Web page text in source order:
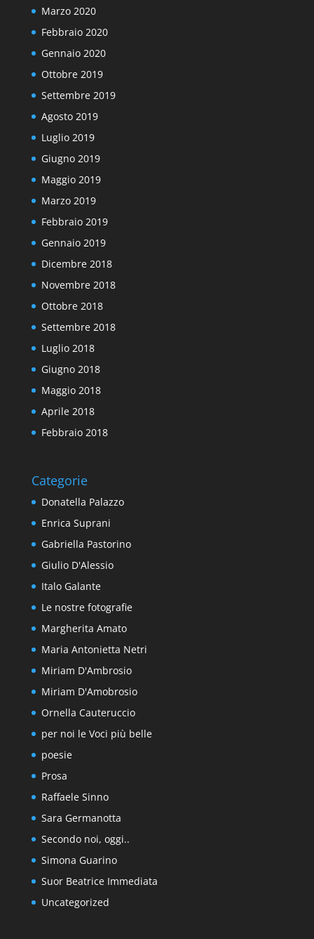
Marzo 2020
Febbraio 2020
Gennaio 2020
Ottobre 2019
Settembre 2019
Agosto 2019
Luglio 2019
Giugno 2019
Maggio 2019
Marzo 2019
Febbraio 2019
Gennaio 2019
Dicembre 2018
Novembre 2018
Ottobre 2018
Settembre 2018
Luglio 2018
Giugno 2018
Maggio 2018
Aprile 2018
Febbraio 2018
Categorie
Donatella Palazzo
Enrica Suprani
Gabriella Pastorino
Giulio D'Alessio
Italo Galante
Le nostre fotografie
Margherita Amato
Maria Antonietta Netri
Miriam D'Ambrosio
Miriam D'Amobrosio
Ornella Cauteruccio
per noi le Voci più belle
poesie
Prosa
Raffaele Sinno
Sara Germanotta
Secondo noi, oggi..
Simona Guarino
Suor Beatrice Immediata
Uncategorized